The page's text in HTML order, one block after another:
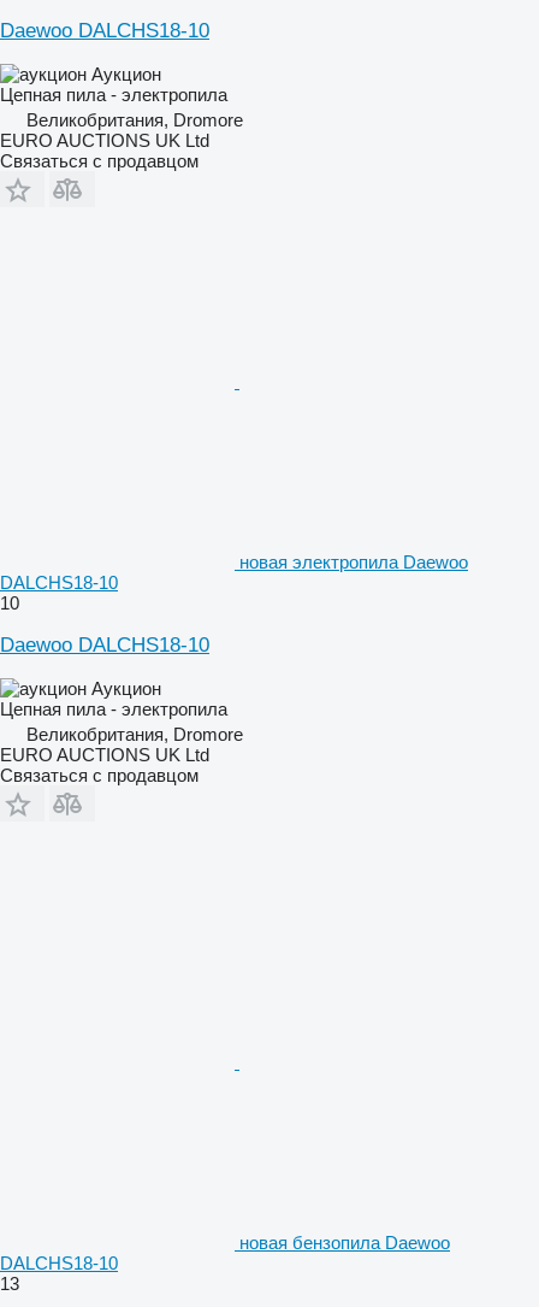
Daewoo DALCHS18-10
Аукцион
Цепная пила - электропила
Великобритания, Dromore
EURO AUCTIONS UK Ltd
Связаться с продавцом
новая электропила Daewoo
DALCHS18-10
10
Daewoo DALCHS18-10
Аукцион
Цепная пила - электропила
Великобритания, Dromore
EURO AUCTIONS UK Ltd
Связаться с продавцом
новая бензопила Daewoo
DALCHS18-10
13